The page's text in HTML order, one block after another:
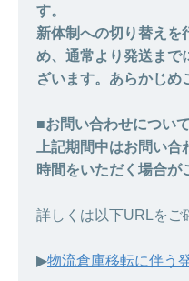
す。
新体制への切り替えを
め、通常より発送まで
ざいます。あらかじめ
■お問い合わせについて
上記期間中はお問い
時間をいただく場合が
詳しくは以下URLをご
▶︎物流倉庫移転に伴う